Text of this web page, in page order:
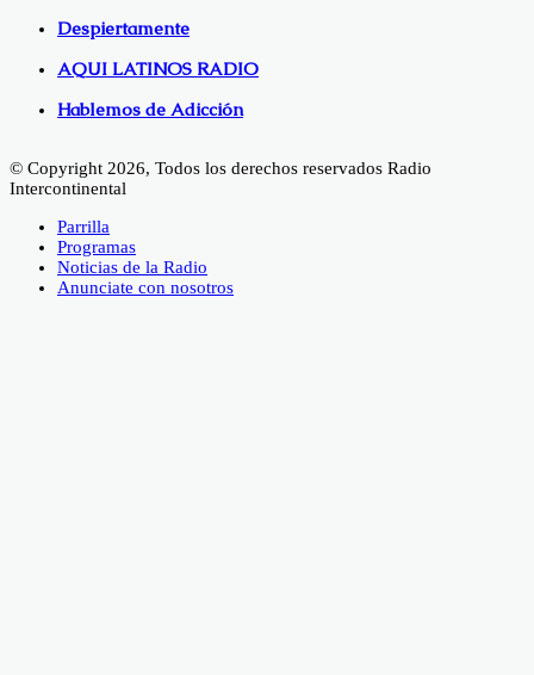
Despiertamente
AQUI LATINOS RADIO
Hablemos de Adicción
© Copyright 2026, Todos los derechos reservados Radio
Intercontinental
Parrilla
Programas
Noticias de la Radio
Anunciate con nosotros